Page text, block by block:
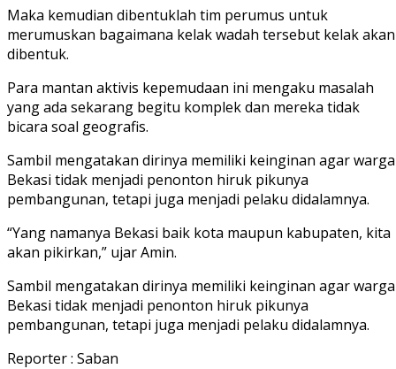
Maka kemudian dibentuklah tim perumus untuk
merumuskan bagaimana kelak wadah tersebut kelak akan
dibentuk.
Para mantan aktivis kepemudaan ini mengaku masalah
yang ada sekarang begitu komplek dan mereka tidak
bicara soal geografis.
Sambil mengatakan dirinya memiliki keinginan agar warga
Bekasi tidak menjadi penonton hiruk pikunya
pembangunan, tetapi juga menjadi pelaku didalamnya.
“Yang namanya Bekasi baik kota maupun kabupaten, kita
akan pikirkan,” ujar Amin.
Sambil mengatakan dirinya memiliki keinginan agar warga
Bekasi tidak menjadi penonton hiruk pikunya
pembangunan, tetapi juga menjadi pelaku didalamnya.
Reporter : Saban